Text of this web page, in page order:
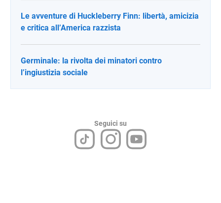
Le avventure di Huckleberry Finn: libertà, amicizia
e critica all’America razzista
Germinale: la rivolta dei minatori contro
l’ingiustizia sociale
Seguici su